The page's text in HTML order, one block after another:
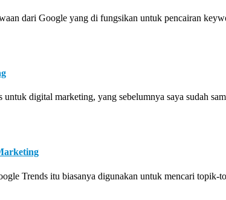
dari Google yang di fungsikan untuk pencairan
digital marketing, yang sebelumnya saya sudah
Trends itu biasanya digunakan untuk mencari topik-